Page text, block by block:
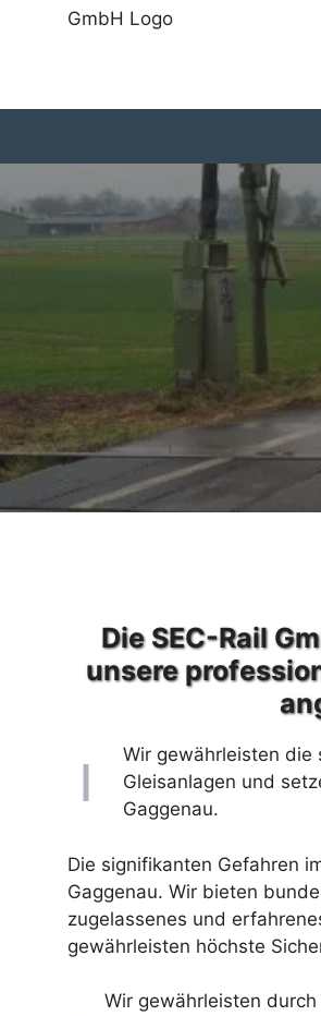
Die SEC-Rail
unsere
Wir gewährleisten die
Gleisanlagen und
Gaggenau.
Die signifikanten Gefahren
Gaggenau. Wir bieten
zugelassenes und
gewährleisten höchste
Wir gewährleisten